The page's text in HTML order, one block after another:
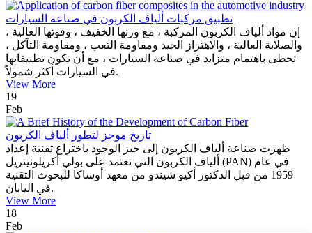
تطبيق مركبات ألياف الكربون في صناعة السيارات
إن مواد ألياف الكربون المركبة ، مع وزنها الخفيف ، وقوتها العالية ،
والصلابة العالية ، والاهتزاز الجيد ومقاومة التعب ، ومقاومة التآكل ،
تحظى باهتمام متزايد في صناعة السيارات ، مع أن تكون تطبيقاتها
في السيارات أكثر شمولاً.
View More
19
Feb
تاريخ موجز لتطور ألياف الكربون
ظهرت صناعة ألياف الكربون إلى حيز الوجود باختراع تقنية إعداد
ألياف الكربون التي تعتمد على بولي أكريلونيتريل (PAN) في عام
1959 من قبل الدكتور أكيو شيندو من معهد أوساكا للبحوث التقنية
في اليابان.
View More
18
Feb